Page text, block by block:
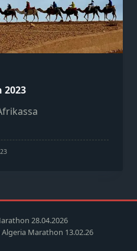
28.04.2026
Marathon 13.02.26